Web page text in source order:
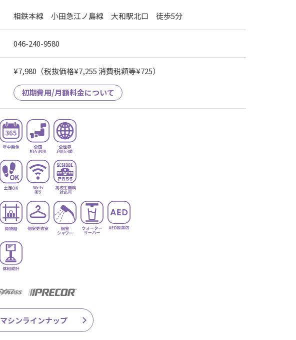
相鉄本線 小田急江ノ島線 大和駅北口 徒歩5分
046-240-9580
¥7,980 （税抜価格¥7,255 消費税額等¥725）
初期費用/月額料金について
マシンラインナップ